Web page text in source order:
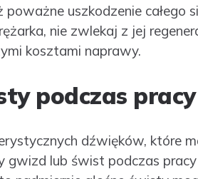
uszkodzenie całego
nie zwlekaj z jej
kosztami naprawy.
podczas
dźwięków, które
gwizd lub świst podczas